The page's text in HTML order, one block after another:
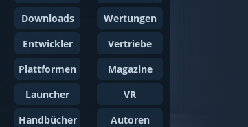
Downloads
Wertungen
Entwickler
Vertriebe
Plattformen
Magazine
Launcher
VR
Handbücher Autoren